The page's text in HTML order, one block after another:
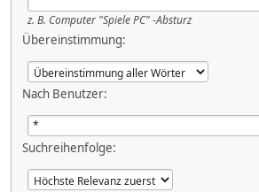
z. B. Computer "Spiele PC" -Absturz
Übereinstimmung:
Nach Benutzer:
Suchreihenfolge: